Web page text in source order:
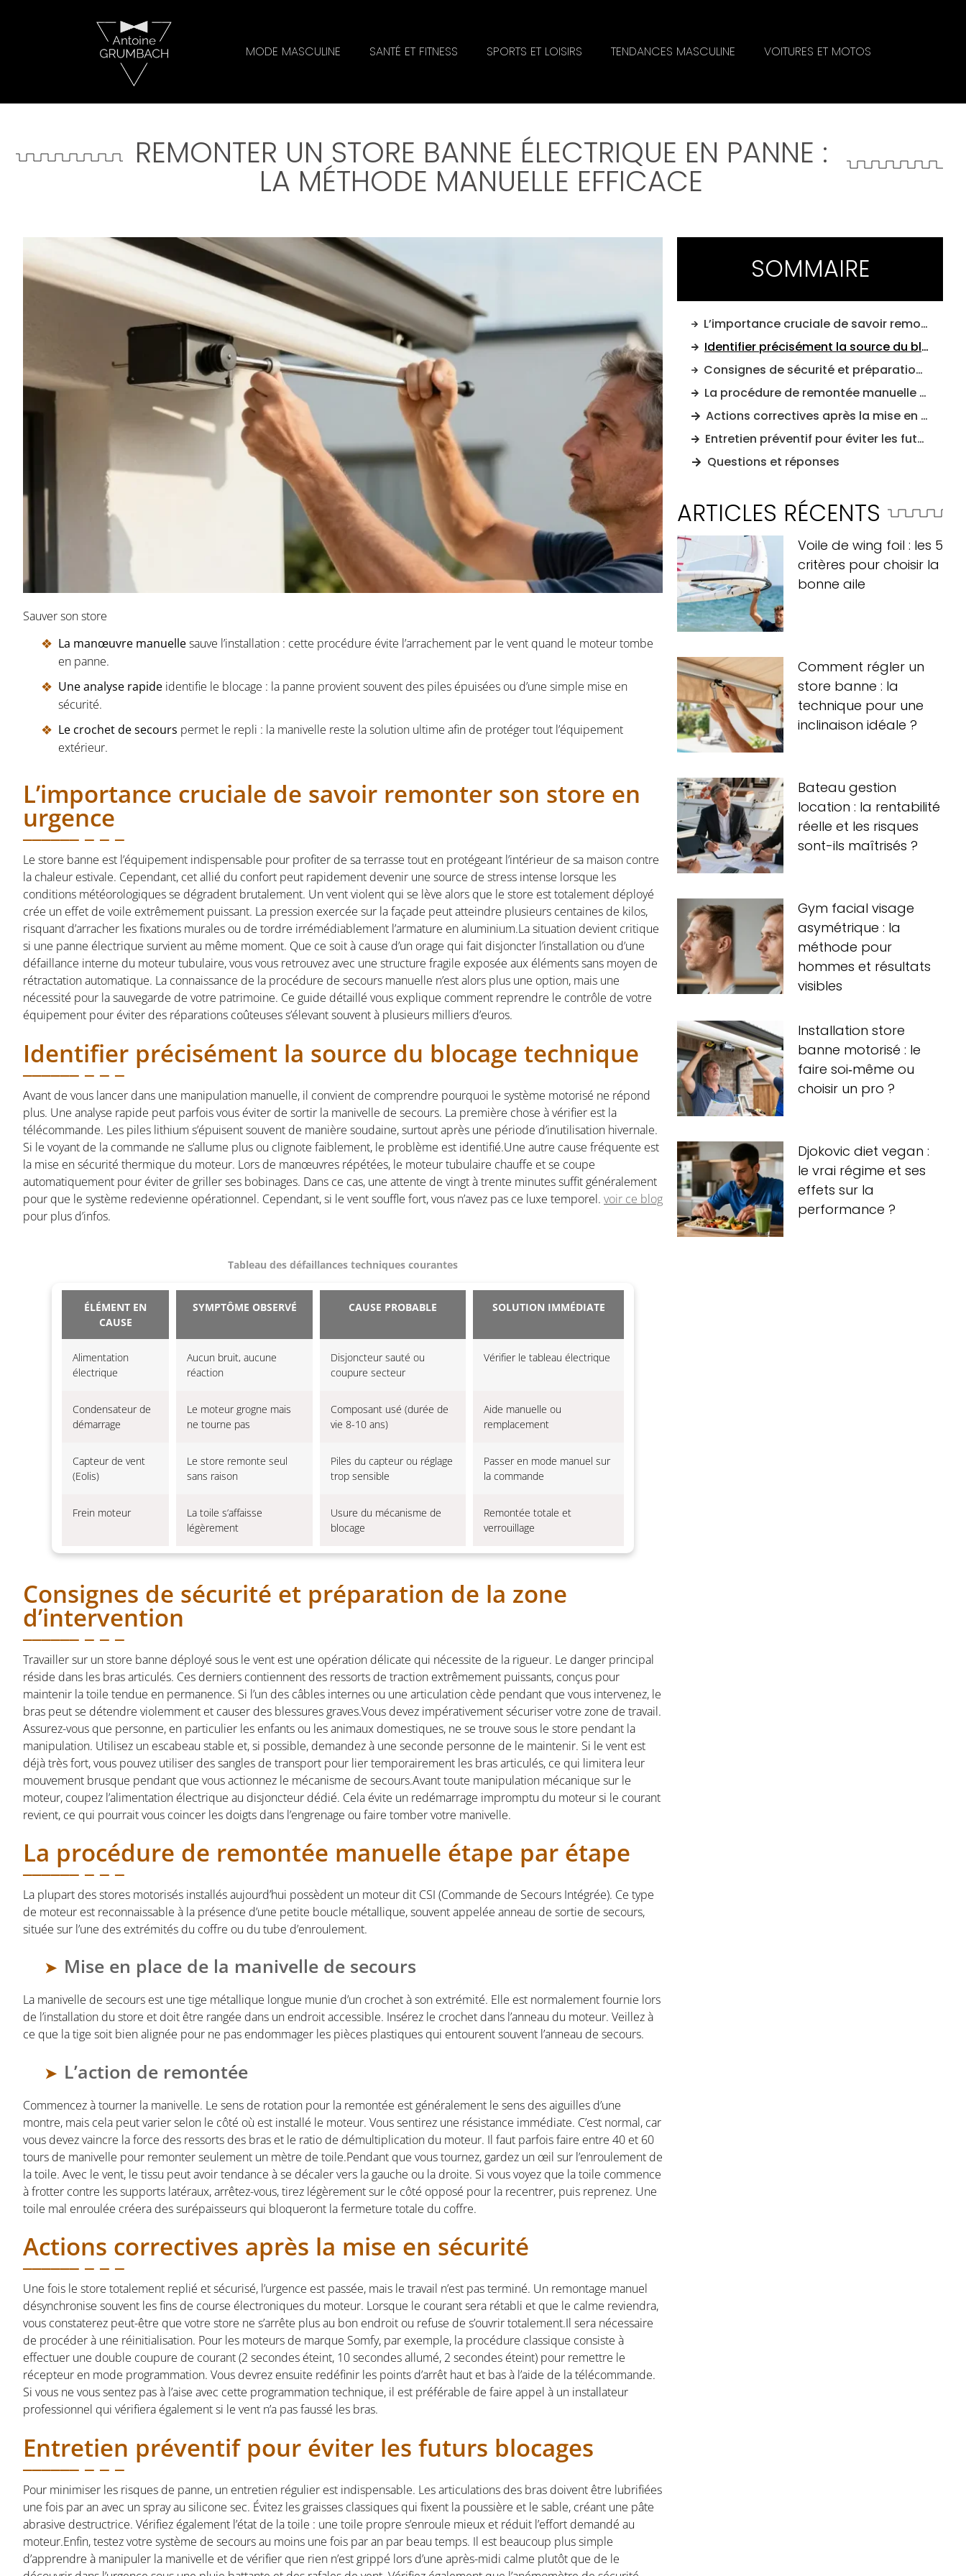
MODE MASCULINE SANTÉ ET FITNESS SPORTS ET LOISIRS TENDANCES MASCULINE VOITURES ET MOTOS
REMONTER UN STORE BANNE ÉLECTRIQUE EN PANNE :
LA MÉTHODE MANUELLE EFFICACE
Sauver son store
La manœuvre manuellesauve l’installation : cette procédure évite l’arrachement par le vent quand le moteur tombe
en panne.
Une analyse rapide identifie le blocage : la panne provient souvent des piles épuisées ou d’une simple mise en
sécurité.
Le crochet de secours permet le repli : la manivelle reste la solution ultime afin de protéger tout l’équipement
extérieur.
L’importance cruciale de savoir remonter son store en
urgence
Le store banne est l’équipement indispensable pour profiter de sa terrasse tout en protégeant l’intérieur de sa maison contre
la chaleur estivale. Cependant, cet allié du confort peut rapidement devenir une source de stress intense lorsque les
conditions météorologiques se dégradent brutalement. Un vent violent qui se lève alors que le store est totalement déployé
crée un effet de voile extrêmement puissant. La pression exercée sur la façade peut atteindre plusieurs centaines de kilos,
risquant d’arracher les fixations murales ou de tordre irrémédiablement l’armature en aluminium.La situation devient critique
si une panne électrique survient au même moment. Que ce soit à cause d’un orage qui fait disjoncter l’installation ou d’une
défaillance interne du moteur tubulaire, vous vous retrouvez avec une structure fragile exposée aux éléments sans moyen de
rétractation automatique. La connaissance de la procédure de secours manuelle n’est alors plus une option, mais une
nécessité pour la sauvegarde de votre patrimoine. Ce guide détaillé vous explique comment reprendre le contrôle de votre
équipement pour éviter des réparations coûteuses s’élevant souvent à plusieurs milliers d’euros.
Identifier précisément la source du blocage technique
Avant de vous lancer dans une manipulation manuelle, il convient de comprendre pourquoi le système motorisé ne répond
plus. Une analyse rapide peut parfois vous éviter de sortir la manivelle de secours. La première chose à vérifier est la
télécommande. Les piles lithium s’épuisent souvent de manière soudaine, surtout après une période d’inutilisation hivernale.
Si le voyant de la commande ne s’allume plus ou clignote faiblement, le problème est identifié.Une autre cause fréquente est
la mise en sécurité thermique du moteur. Lors de manœuvres répétées, le moteur tubulaire chauffe et se coupe
automatiquement pour éviter de griller ses bobinages. Dans ce cas, une attente de vingt à trente minutes suffit généralement
pour que le système redevienne opérationnel. Cependant, si le vent souffle fort, vous n’avez pas ce luxe temporel. voir ce blog
pour plus d’infos.
Tableau des défaillances techniques courantes
ÉLÉMENT EN
CAUSE
SYMPTÔME OBSERVÉ CAUSE PROBABLE SOLUTION IMMÉDIATE
Alimentation
électrique
Aucun bruit, aucune
réaction
Disjoncteur sauté ou
coupure secteur
Vérifier le tableau électrique
Condensateur de
démarrage
Le moteur grogne mais
ne tourne pas
Composant usé (durée de
vie 8-10 ans)
Aide manuelle ou
remplacement
Capteur de vent
(Eolis)
Le store remonte seul
sans raison
Piles du capteur ou réglage
trop sensible
Passer en mode manuel sur
la commande
Frein moteur
La toile s’affaisse
légèrement
Usure du mécanisme de
blocage
Remontée totale et
verrouillage
Consignes de sécurité et préparation de la zone
d’intervention
Travailler sur un store banne déployé sous le vent est une opération délicate qui nécessite de la rigueur. Le danger principal
réside dans les bras articulés. Ces derniers contiennent des ressorts de traction extrêmement puissants, conçus pour
maintenir la toile tendue en permanence. Si l’un des câbles internes ou une articulation cède pendant que vous intervenez, le
bras peut se détendre violemment et causer des blessures graves.Vous devez impérativement sécuriser votre zone de travail.
Assurez-vous que personne, en particulier les enfants ou les animaux domestiques, ne se trouve sous le store pendant la
manipulation. Utilisez un escabeau stable et, si possible, demandez à une seconde personne de le maintenir. Si le vent est
déjà très fort, vous pouvez utiliser des sangles de transport pour lier temporairement les bras articulés, ce qui limitera leur
mouvement brusque pendant que vous actionnez le mécanisme de secours.Avant toute manipulation mécanique sur le
moteur, coupez l’alimentation électrique au disjoncteur dédié. Cela évite un redémarrage impromptu du moteur si le courant
revient, ce qui pourrait vous coincer les doigts dans l’engrenage ou faire tomber votre manivelle.
La procédure de remontée manuelle étape par étape
La plupart des stores motorisés installés aujourd’hui possèdent un moteur dit CSI (Commande de Secours Intégrée). Ce type
de moteur est reconnaissable à la présence d’une petite boucle métallique, souvent appelée anneau de sortie de secours,
située sur l’une des extrémités du coffre ou du tube d’enroulement.
Mise en place de la manivelle de secours
La manivelle de secours est une tige métallique longue munie d’un crochet à son extrémité. Elle est normalement fournie lors
de l’installation du store et doit être rangée dans un endroit accessible. Insérez le crochet dans l’anneau du moteur. Veillez à
ce que la tige soit bien alignée pour ne pas endommager les pièces plastiques qui entourent souvent l’anneau de secours.
L’action de remontée
Commencez à tourner la manivelle. Le sens de rotation pour la remontée est généralement le sens des aiguilles d’une
montre, mais cela peut varier selon le côté où est installé le moteur. Vous sentirez une résistance immédiate. C’est normal, car
vous devez vaincre la force des ressorts des bras et le ratio de démultiplication du moteur. Il faut parfois faire entre 40 et 60
tours de manivelle pour remonter seulement un mètre de toile.Pendant que vous tournez, gardez un œil sur l’enroulement de
la toile. Avec le vent, le tissu peut avoir tendance à se décaler vers la gauche ou la droite. Si vous voyez que la toile commence
à frotter contre les supports latéraux, arrêtez-vous, tirez légèrement sur le côté opposé pour la recentrer, puis reprenez. Une
toile mal enroulée créera des surépaisseurs qui bloqueront la fermeture totale du coffre.
Actions correctives après la mise en sécurité
Une fois le store totalement replié et sécurisé, l’urgence est passée, mais le travail n’est pas terminé. Un remontage manuel
désynchronise souvent les fins de course électroniques du moteur. Lorsque le courant sera rétabli et que le calme reviendra,
vous constaterez peut-être que votre store ne s’arrête plus au bon endroit ou refuse de s’ouvrir totalement.Il sera nécessaire
de procéder à une réinitialisation. Pour les moteurs de marque Somfy, par exemple, la procédure classique consiste à
effectuer une double coupure de courant (2 secondes éteint, 10 secondes allumé, 2 secondes éteint) pour remettre le
récepteur en mode programmation. Vous devrez ensuite redéfinir les points d’arrêt haut et bas à l’aide de la télécommande.
Si vous ne vous sentez pas à l’aise avec cette programmation technique, il est préférable de faire appel à un installateur
professionnel qui vérifiera également si le vent n’a pas faussé les bras.
Entretien préventif pour éviter les futurs blocages
Pour minimiser les risques de panne, un entretien régulier est indispensable. Les articulations des bras doivent être lubrifiées
une fois par an avec un spray au silicone sec. Évitez les graisses classiques qui fixent la poussière et le sable, créant une pâte
abrasive destructrice. Vérifiez également l’état de la toile : une toile propre s’enroule mieux et réduit l’effort demandé au
moteur.Enfin, testez votre système de secours au moins une fois par an par beau temps. Il est beaucoup plus simple
d’apprendre à manipuler la manivelle et de vérifier que rien n’est grippé lors d’une après-midi calme plutôt que de le
SOMMAIRE
L’importance cruciale de savoir remonter son store en urgence
Identifier précisément la source du blocage technique
Consignes de sécurité et préparation de la zone d’intervention
La procédure de remontée manuelle étape par étape
Actions correctives après la mise en sécurité
Entretien préventif pour éviter les futurs blocages
Questions et réponses
ARTICLES RÉCENTS
Voile de wing foil : les 5
critères pour choisir la
bonne aile
Comment régler un
store banne : la
technique pour une
inclinaison idéale ?
Bateau gestion
location : la rentabilité
réelle et les risques
sont-ils maîtrisés ?
Gym facial visage
asymétrique : la
méthode pour
hommes et résultats
visibles
Installation store
banne motorisé : le
faire soi‑même ou
choisir un pro ?
Djokovic diet vegan :
le vrai régime et ses
effets sur la
performance ?